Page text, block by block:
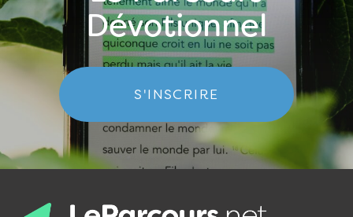
Dévotionnel
S'INSCRIRE